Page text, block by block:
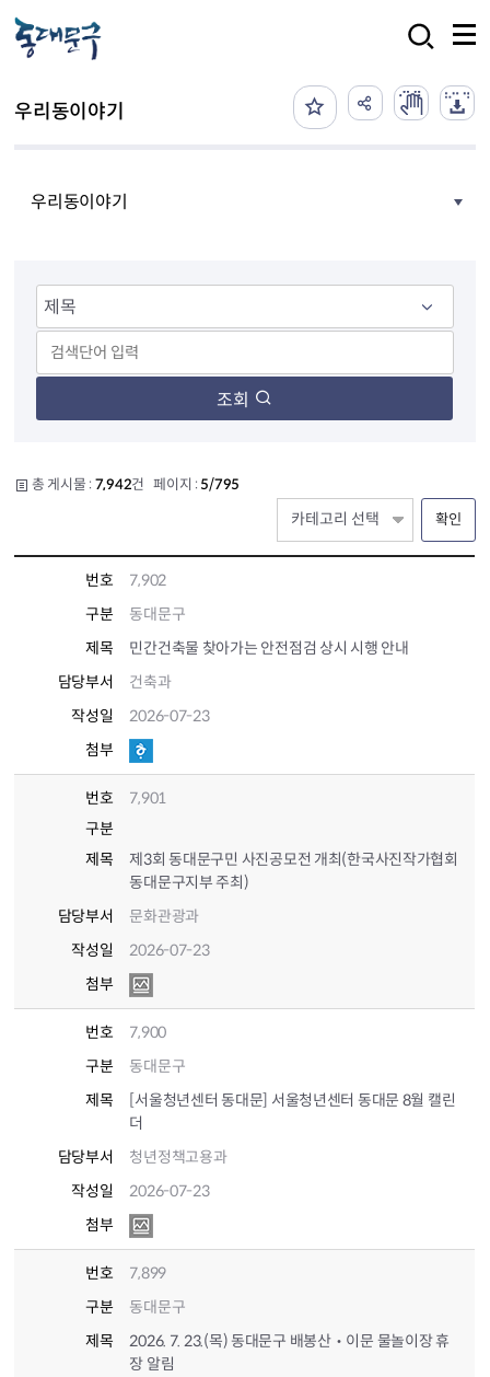
우리동이야기
우리동이야기
조회
총 게시물 : 7,942건 페이지 : 5/795
확인
번호
7,902
구분
동대문구
제목
민간건축물 찾아가는 안전점검 상시 시행 안내
담당부서
건축과
작성일
2026-07-23
첨부
번호
7,901
구분
제목
제3회 동대문구민 사진공모전 개최(한국사진작가협회
동대문구지부 주최)
담당부서
문화관광과
작성일
2026-07-23
첨부
번호
7,900
구분
동대문구
제목
[서울청년센터 동대문] 서울청년센터 동대문 8월 캘린
더
담당부서
청년정책고용과
작성일
2026-07-23
첨부
번호
7,899
구분
동대문구
제목
2026. 7. 23.(목) 동대문구 배봉산‧이문 물놀이장 휴
장 알림